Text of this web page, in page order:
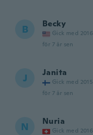
B Becky
Gick med 2016
för 7 år sen
J Janita
Gick med 2015
för 7 år sen
N Nuria
Gick med 2016